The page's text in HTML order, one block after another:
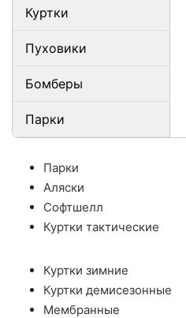
Куртки
Пуховики
Бомберы
Парки
Парки
Аляски
Софтшелл
Куртки тактические
Куртки зимние
Куртки демисезонные
Мембранные